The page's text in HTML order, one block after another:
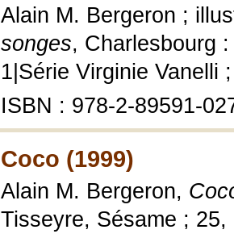
Alain M. Bergeron ;
songes, Charlesbourg
1|Série Virginie Vanelli
ISBN : 978-2-89591-
Coco (1999)
Alain M. Bergeron,
Tisseyre, Sésame ;